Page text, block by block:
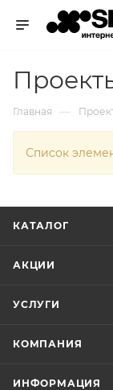
Главная —
Список
КАТАЛОГ
АКЦИИ
УСЛУГИ
КОМПАНИЯ
ИНФОРМАЦИЯ